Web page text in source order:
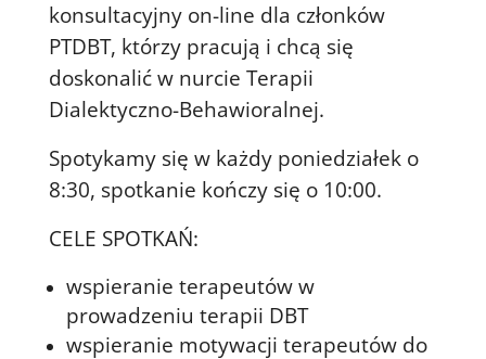
konsultacyjny on-line dla członków
PTDBT, którzy pracują i chcą się
doskonalić w nurcie Terapii
Dialektyczno-Behawioralnej.
Spotykamy się w każdy poniedziałek o
8:30, spotkanie kończy się o 10:00.
CELE SPOTKAŃ:
wspieranie terapeutów w
prowadzeniu terapii DBT
wspieranie motywacji terapeutów do